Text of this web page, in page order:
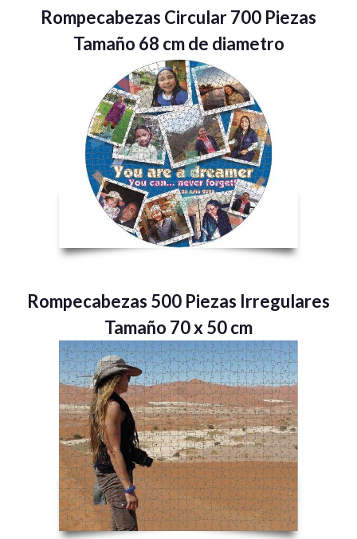
Rompecabezas Circular 700 Piezas
Tamaño 68 cm de diametro
Rompecabezas 500 Piezas Irregulares
Tamaño 70 x 50 cm